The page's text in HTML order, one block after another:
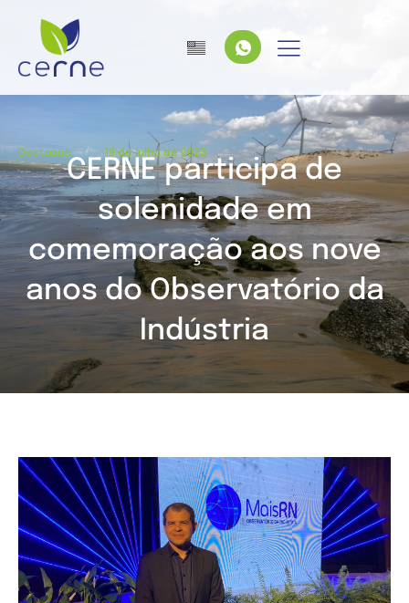
Destaque / 19 de julho de 2023
CERNE participa de
solenidade em
comemoração aos nove
anos do Observatório da
Indústria